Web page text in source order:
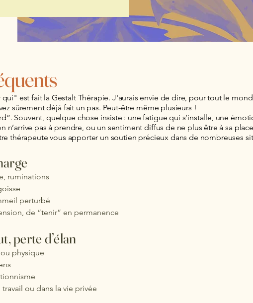
est fait la Gestalt Thérapie. J'aurais envie de dire, pour tout le
sûrement déjà fait un pas. Peut-être même plusieurs !
Souvent, quelque chose insiste : une fatigue qui s’installe, une
n’arrive pas à prendre, ou un sentiment diffus de ne plus être à sa
thérapeute vous apporter un soutien précieux dans de nombreuses
ruminations
perturbé
de “tenir” en permanence
perte d’élan
physique
ou dans la vie privée